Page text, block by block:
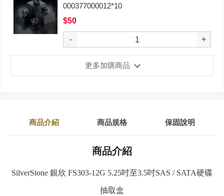
000377000012*10
$50
- +
更多加購商品
商品介紹 商品規格 保固說明
商品介紹
SilverStone 銀欣 FS303-12G 5.25吋至3.5吋SAS / SATA硬碟
抽取盒